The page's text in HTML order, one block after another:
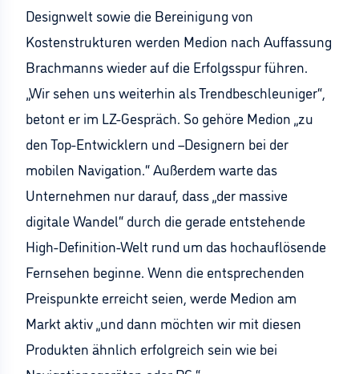
Designwelt sowie die Bereinigung von
Kostenstrukturen werden Medion nach Auffassung
Brachmanns wieder auf die Erfolgsspur führen.
„Wir sehen uns weiterhin als Trendbeschleuniger“,
betont er im LZ-Gespräch. So gehöre Medion „zu
den Top-Entwicklern und –Designern bei der
mobilen Navigation.“ Außerdem warte das
Unternehmen nur darauf, dass „der massive
digitale Wandel“ durch die gerade entstehende
High-Definition-Welt rund um das hochauflösende
Fernsehen beginne. Wenn die entsprechenden
Preispunkte erreicht seien, werde Medion am
Markt aktiv „und dann möchten wir mit diesen
Produkten ähnlich erfolgreich sein wie bei